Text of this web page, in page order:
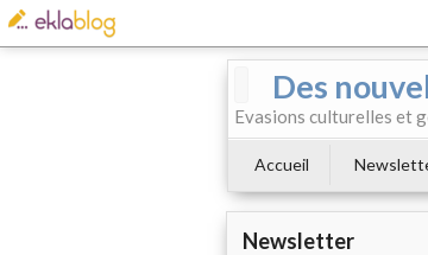
Des
Evasions culturelles et
Accueil
Newsletter